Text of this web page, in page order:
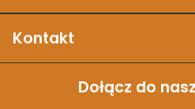
Kontakt
Dołącz do